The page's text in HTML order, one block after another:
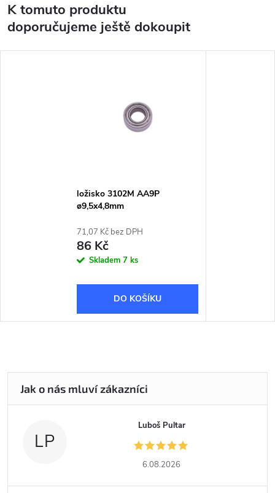
K tomuto produktu
doporučujeme ještě dokoupit
ložisko 3102M AA9P
ø9,5x4,8mm
71,07 Kč bez DPH
86 Kč
Skladem 7 ks
DO KOŠÍKU
LP
Luboš Pultar
6.08.2026